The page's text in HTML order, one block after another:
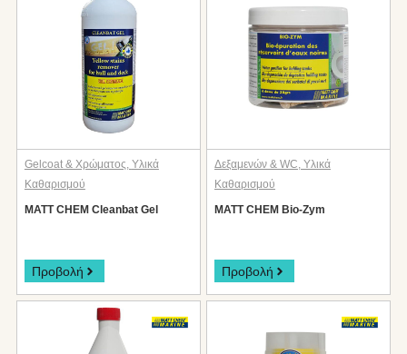
Gelcoat & Χρώματος Υλικά
Καθαρισμού
MATT CHEM Cleanbat Gel
Προβολή
Δεξαμενών & WC Υλικά
Καθαρισμού
MATT CHEM Bio-Zym
Προβολή